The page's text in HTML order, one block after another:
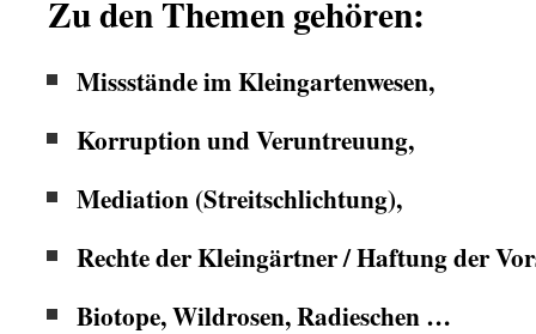
Zu den Themen gehören:
Missstände im Kleingartenwesen,
Korruption und Veruntreuung,
Mediation (Streitschlichtung),
Rechte der Kleingärtner / Haftung der
Biotope, Wildrosen, Radieschen …